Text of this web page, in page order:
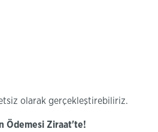
olarak gerçekleştirebiliriz.
Ödemesi Ziraat'te!